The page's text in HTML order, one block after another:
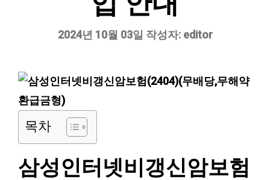
2024년 10월 03일 작성자: editor
목차
삼성인터넷비갱신암보험